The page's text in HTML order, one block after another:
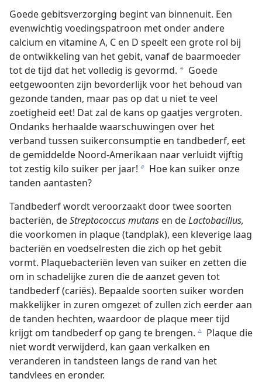
Goede gebitsverzorging begint van binnenuit. Een
evenwichtig voedingspatroon met onder andere
calcium en vitamine A, C en D speelt een grote rol bij
de ontwikkeling van het gebit, vanaf de baarmoeder
tot de tijd dat het volledig is gevormd. a Goede
eetgewoonten zijn bevorderlijk voor het behoud van
gezonde tanden, maar pas op dat u niet te veel
zoetigheid eet! Dat zal de kans op gaatjes vergroten.
Ondanks herhaalde waarschuwingen over het
verband tussen suikerconsumptie en tandbederf, eet
de gemiddelde Noord-Amerikaan naar verluidt vijftig
tot zestig kilo suiker per jaar! b Hoe kan suiker onze
tanden aantasten?
Tandbederf wordt veroorzaakt door twee soorten
bacteriën, deStreptococcus mutans en deLactobacillus,
die voorkomen in plaque (tandplak), een kleverige laag
bacteriën en voedselresten die zich op het gebit
vormt. Plaquebacteriën leven van suiker en zetten die
om in schadelijke zuren die de aanzet geven tot
tandbederf (cariës). Bepaalde soorten suiker worden
makkelijker in zuren omgezet of zullen zich eerder aan
de tanden hechten, waardoor de plaque meer tijd
krijgt om tandbederf op gang te brengen. c Plaque die
niet wordt verwijderd, kan gaan verkalken en
veranderen in tandsteen langs de rand van het
tandvlees en eronder.